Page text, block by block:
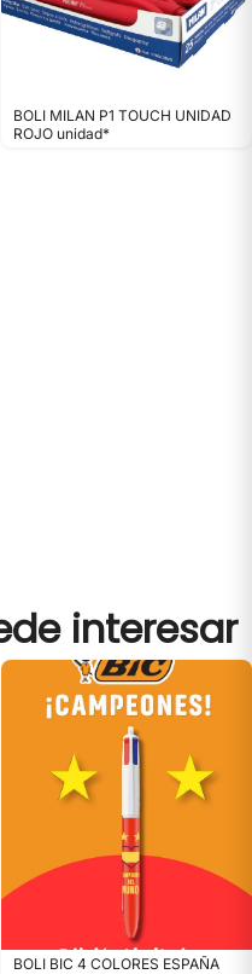
BOLI MILAN P1 TOUCH UNIDAD
ROJO unidad*
interesar
BOLI BIC 4 COLORES ESPAÑA